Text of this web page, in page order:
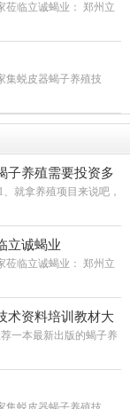
莅临立诚蝎业： 郑州立
集蜕皮器蝎子养殖技
子养殖需要投资多
就拿养殖项目来说吧，
立诚蝎业
莅临立诚蝎业： 郑州立
术资料培训教材大
一本最新出版的蝎子养